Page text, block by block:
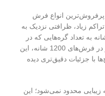
و پرفروش‌ترین انواع فرش
زیاد، ظرافتی نزدیک به
به تعداد گره‌هایی که در
عرض فرش قرار دارند اشاره دارد و در فرش‌های 1200 شانه، این
با جزئیات دقیق‌تری دیده
زیبایی محدود نمی‌شود؛ این